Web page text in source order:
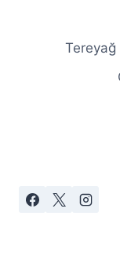
Tereyağ